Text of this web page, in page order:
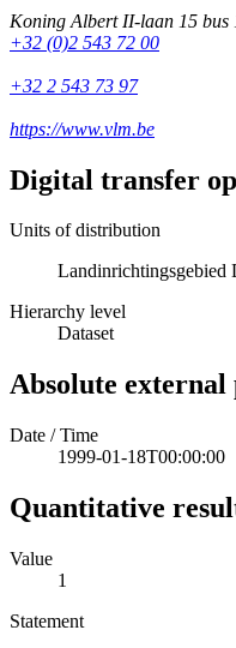
Koning Albert II-laan 15 bus
+32 (0)2 543 72 00
+32 2 543 73 97
https://www.vlm.be
Digital transfer
Units of distribution
Landinrichtingsgebied
Hierarchy level
Dataset
Absolute
Date / Time
1999-01-18T00:00:00
Quantitative
Value
1
Statement